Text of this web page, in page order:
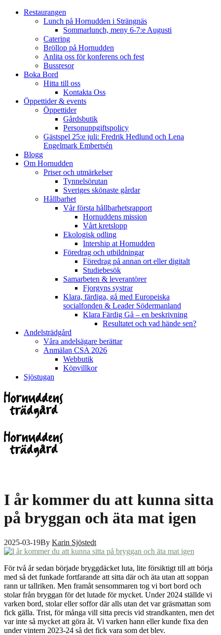
Restaurangen
Lunch på Hornudden i Strängnäs
Sommarlunch, meny 6-7:e Augusti
Catering
Bröllop på Hornudden
Anlita oss för konferens och fest
Bussresor
Boka Bord
Hitta till oss
Kontakta Oss
Öppettider & events
Öppettider
Gårdsbutik
Personuppgiftspolicy
Gästspel 25:e juli: Fredrik Hedlund och Lena
Engelmark Embertsén
Blogg
Om Hornudden
Priser och utmärkelser
Tynnelsörutan
Sveriges skönaste gårdar
Hållbarhet
Vår första hållbarhetsrapport
Hornuddens mission
Vårt kretslopp
Ekologisk odling
Intership at Hornudden
Föredrag och utbildningar
Föredrag på annan ort eller digitalt
Studiebesök
Samarbeten & leverantörer
Fjorgyns systrar
Klara, färdiga, gå med Europeiska
socialfonden & Leader Södermanland
Klara Färdig Gå – en beskrivning
Resultatet och vad hände sen?
Andelsträdgård
Våra andelsägare berättar
Anmälan CSA 2026
Webbutik
Köpvillkor
Sjöstugan
I år kommer du att kunna sitta
på bryggan och äta mat igen
2025-03-19By Karin Sjöstedt
För två år sedan började bryggdäcket luta, lite försiktigt till att börja
med så det funkade fortfarande att sitta där och äta utan att soppan
rann ur tallriken. Men framåt sensommaren tog vi bort bord och
stolar från bryggan för det lutade för mycket. Under 2024 ställde vi
varken bord, stolar eller soffor där alls utan det var gräsmattan som
fick gälla. Trist, för många vill sitta precis vid strandkanten, men det
var inte så mycket att göra åt. Vi varken hann eller kunde fixa den
under vintern 2023-24 så det fick vara som det blev.